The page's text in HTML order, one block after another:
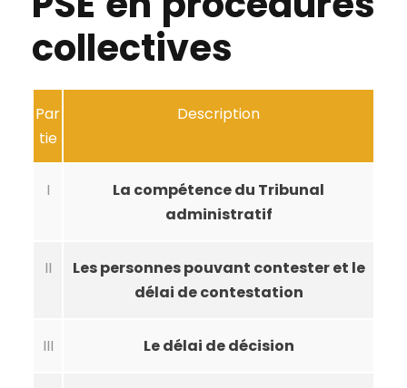
collectives
Par
tie
Description
I
La compétence du Tribunal
administratif
II
Les personnes pouvant contester et le
délai de contestation
III Le délai de décision